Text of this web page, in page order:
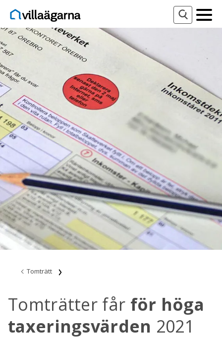
Tomträtt
Tomträtter får för höga
taxeringsvärden 2021